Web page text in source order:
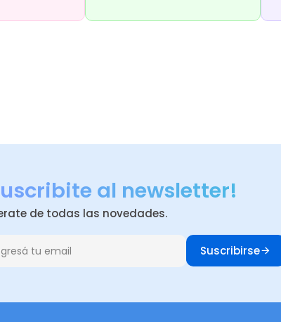
al newsletter!
de todas las novedades.
Suscribirse